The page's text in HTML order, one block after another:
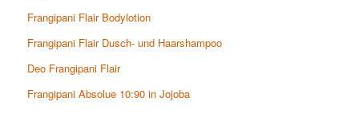
Frangipani Flair Bodylotion
Frangipani Flair Dusch- und Haarshampoo
Deo Frangipani Flair
Frangipani Absolue 10:90 in Jojoba